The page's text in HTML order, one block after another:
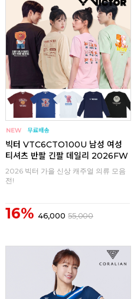
빅터 VTC6CTO100U 남성 여성
티셔츠 반팔 긴팔 데일리 2026FW
2026 빅터 가을 신상 캐주얼 의류 모음
전!
16% 46,000 55,000